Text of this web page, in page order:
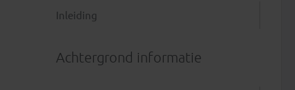
(8)
Inleiding
Achtergrond informatie